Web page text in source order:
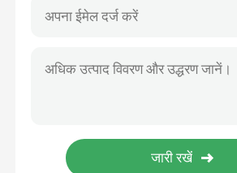
वॉशिंग मशीन सील
PTFE फ्लैट वॉशर
मोल्ड रबड़ पार्ट्स